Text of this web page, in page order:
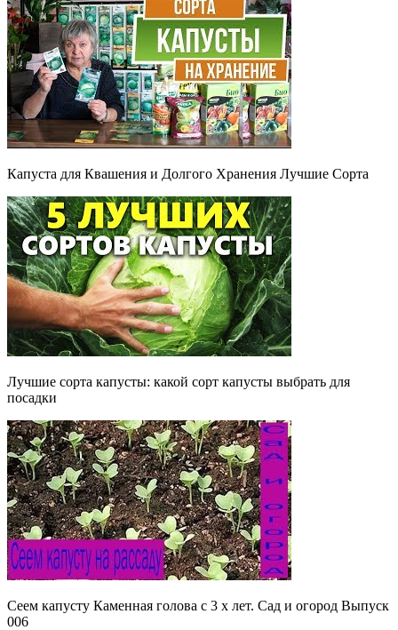
Капуста для Квашения и Долгого Хранения Лучшие Сорта
Лучшие сорта капусты: какой сорт капусты выбрать для
посадки
Сеем капусту Каменная голова с 3 х лет. Сад и огород Выпуск
006